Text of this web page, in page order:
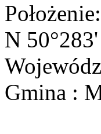
Położenie:
N
Gmina :